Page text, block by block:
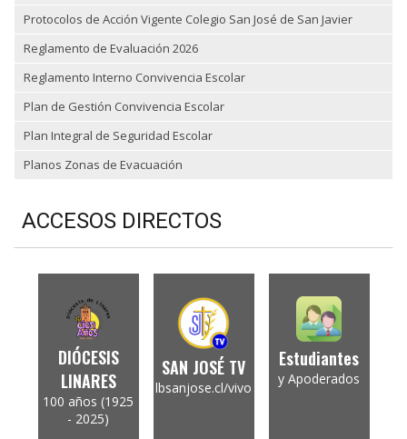
Protocolos de Acción Vigente Colegio San José de San Javier
Reglamento de Evaluación 2026
Reglamento Interno Convivencia Escolar
Plan de Gestión Convivencia Escolar
Plan Integral de Seguridad Escolar
Planos Zonas de Evacuación
ACCESOS DIRECTOS
DIÓCESIS
LINARES
100 años (1925
- 2025)
SAN JOSÉ TV
lbsanjose.cl/vivo
Estudiantes
y Apoderados